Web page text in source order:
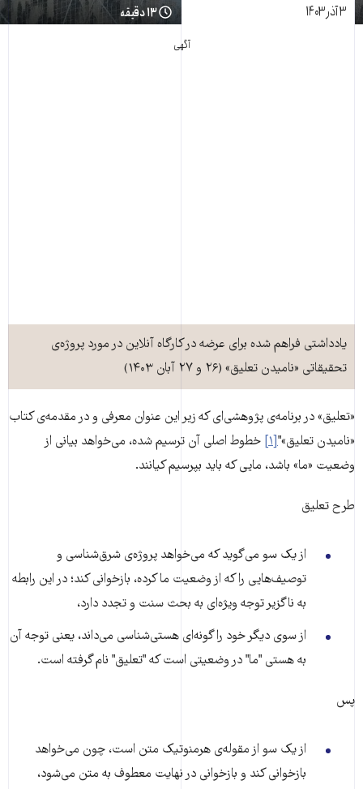
۳ آذر ۱۴۰۳ ۱۳ دقیقه
آگهی
یادداشتی فراهم‌ شده برای عرضه در کارگاه آنلاین در مورد پروژه‌ی
تحقیقاتی «نامیدن تعلیق» (۲۶ و ۲۷ آبان ۱۴۰۳)
«تعلیق» در برنامه‌ی پژوهشی‌ای که زیر این عنوان معرفی و در مقدمه‌ی کتاب
«نامیدن تعلیق»"[۱]
خطوط اصلی آن ترسیم شده، می‌خواهد بیانی از
وضعیت «ما» باشد، مایی که باید بپرسیم کیانند.
طرح تعلیق
از یک سو می‌گوید که می‌خواهد پروژه‌ی شرق‌شناسی و
توصیف‌هایی را که از وضعیت ما کرده، بازخوانی کند؛ در این رابطه
به ناگزیر توجه ویژه‌ای به بحث سنت و تجدد دارد،
از سوی دیگر خود را گونه‌ای هستی‌شناسی می‌داند، یعنی توجه آن
به هستی "ما" در وضعیتی است که "تعلیق" نام گرفته است.
پس
از یک سو از مقوله‌ی هرمنوتیک متن است، چون می‌خواهد
بازخوانی کند و بازخوانی در نهایت معطوف به متن می‌شود،